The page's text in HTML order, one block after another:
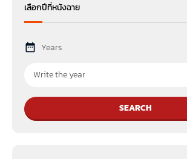
เลือกปีที่หนังฉาย
Years
SEARCH